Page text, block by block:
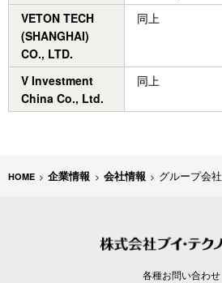
VETON TECH
(SHANGHAI)
CO., LTD.
同上
V Investment
China Co., Ltd.
同上
企業情報 会社情報 グループ会社
各種お問い合わせ